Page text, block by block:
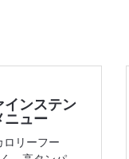
インステン
ニュー
ロリーフー